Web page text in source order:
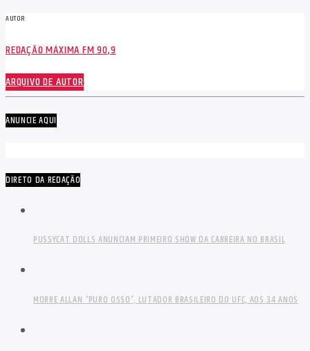
AUTOR
REDAÇÃO MÁXIMA FM 90,9
ARQUIVO DE AUTOR
ANUNCIE AQUI
DIRETO DA REDAÇÃO
PUSSYCAT DOLLS ANUNCIAM PRIMEIRO SHOW DA CARREIRA NO BRASIL
MORRE ALLAN “PURO OSSO”, LUTADOR BRASILEIRO DO UFC, AOS 34 ANOS